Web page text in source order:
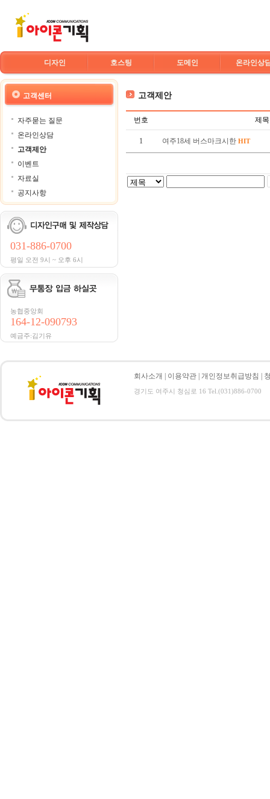
디자인 호스팅 도메인 온라인상
고객센터
자주묻는 질문
온라인상담
고객제안
이벤트
자료실
공지사항
031-886-0700
평일 오전 9시 ~ 오후 6시
농협중앙회
164-12-090793
예금주:김기유
고객제안
번호 제목
1 여주18세 버스마크시한 HIT
회사소개 이용약관 개인정보취급방침
경기도 여주시 청심로 16 Tel.(031)886-0700